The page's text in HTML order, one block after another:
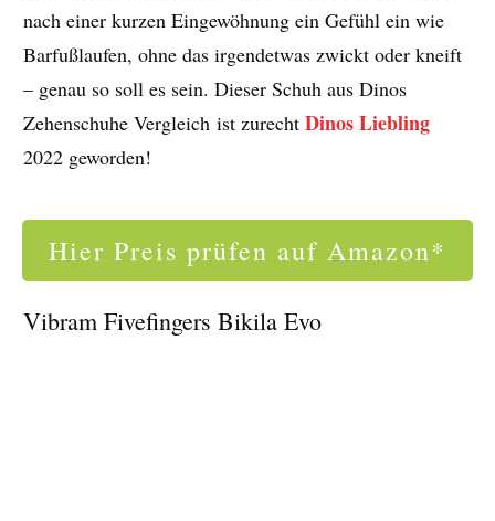
nach einer kurzen Eingewöhnung ein Gefühl ein wie
Barfußlaufen, ohne das irgendetwas zwickt oder kneift
– genau so soll es sein. Dieser Schuh aus Dinos
Zehenschuhe Vergleich ist zurecht Dinos Liebling
2022 geworden!
Hier Preis prüfen auf Amazon*
Vibram Fivefingers Bikila Evo